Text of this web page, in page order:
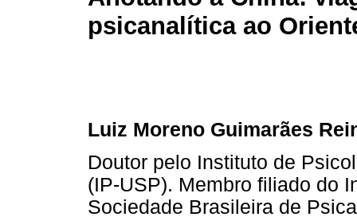
psicanalítica ao
Luiz Moreno Guimarães
Doutor pelo Instituto de
(IP-USP). Membro filiado do
Sociedade Brasileira de